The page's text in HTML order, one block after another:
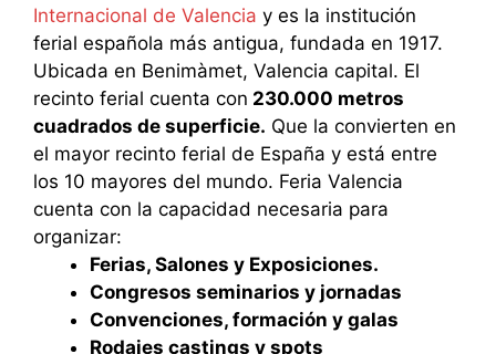
Internacional de Valencia y es la institución
ferial española más antigua, fundada en 1917.
Ubicada en Benimàmet, Valencia capital. El
recinto ferial cuenta con 230.000 metros
cuadrados de superficie. Que la convierten en
el mayor recinto ferial de España y está entre
los 10 mayores del mundo. Feria Valencia
cuenta con la capacidad necesaria para
organizar:
Ferias, Salones y Exposiciones.
Congresos seminarios y jornadas
Convenciones, formación y galas
Rodajes castings y spots